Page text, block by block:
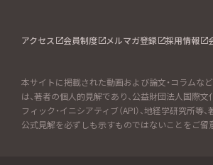
アクセス 会員制度 メルマガ登録 採用情報
本サイトに掲載された動画および論文・コラムな
は、著者の個人的見解であり、公益財団法人国際文
フィック・イニシアティブ（API）、地経学研究所等
公式見解を必ずしも示すものではないことをご留